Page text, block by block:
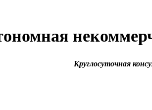
Круглосуточная